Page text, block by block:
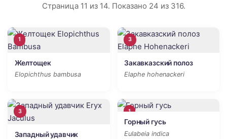
Страница 11 из 14. Показано 24 из 316.
1
Желтощек
Elopichthus bambusa
3
Закавказский полоз
Elaphe hohenackeri
3
Западный удавчик
1
Горный гусь
Eulabeia indica